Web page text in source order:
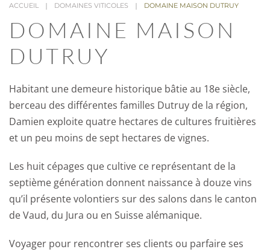
ACCUEIL DOMAINES VITICOLES DOMAINE MAISON DUTRUY
DOMAINE MAISON
DUTRUY
Habitant une demeure historique bâtie au 18e siècle,
berceau des différentes familles Dutruy de la région,
Damien exploite quatre hectares de cultures fruitières
et un peu moins de sept hectares de vignes.
Les huit cépages que cultive ce représentant de la
septième génération donnent naissance à douze vins
qu’il présente volontiers sur des salons dans le canton
de Vaud, du Jura ou en Suisse alémanique.
Voyager pour rencontrer ses clients ou parfaire ses